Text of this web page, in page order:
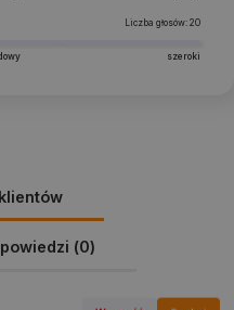
Liczba głosów: 20
szeroki
(0)